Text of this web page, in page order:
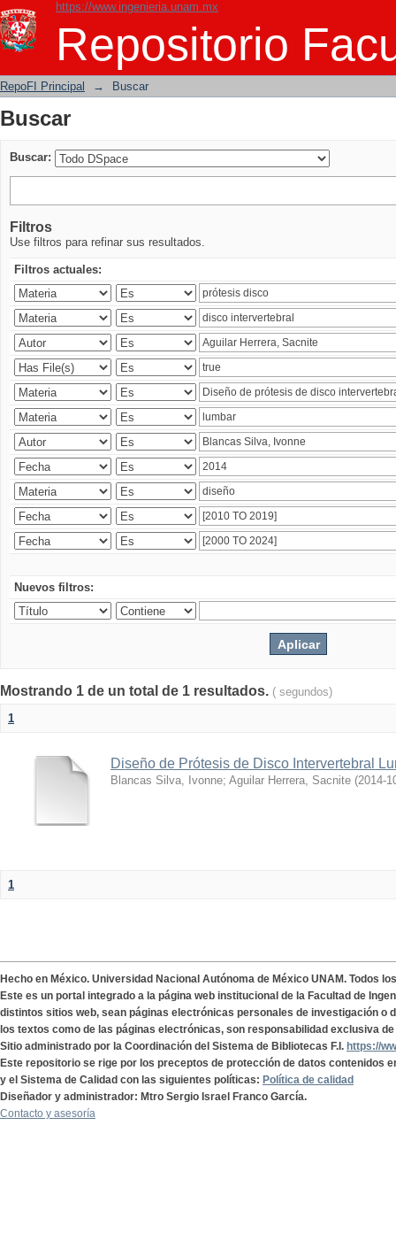
https://www.ingenieria.unam.mx
Repositorio
Buscar
RepoFI Principal → Buscar
Buscar
Buscar:
Filtros
Use filtros para refinar sus resultados.
Filtros actuales:
Nuevos filtros:
Mostrando 1 de un total de 1 resultados. ( segundos)
1
Diseño de Prótesis de Disco Intervertebral
Blancas Silva, Ivonne; Aguilar Herrera, Sacnite (2014-
1
Hecho en México. Universidad Nacional Autónoma de México UNAM. Todos
Este es un portal integrado a la página web institucional de la Facultad de
distintos sitios web, sean páginas electrónicas personales de investigación o
los textos como de las páginas electrónicas, son responsabilidad exclusiva
Sitio administrado por la Coordinación del Sistema de Bibliotecas F.I. https://
Este repositorio se rige por los preceptos de protección de datos contenidos
y el Sistema de Calidad con las siguientes políticas: Política de calidad
Diseñador y administrador: Mtro Sergio Israel Franco García.
Contacto y asesoría